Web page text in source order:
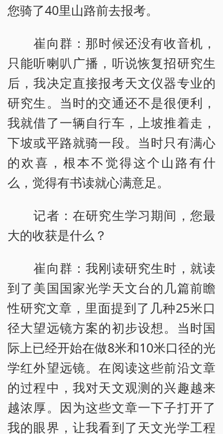
您骑了40里山路前去报考。
崔向群：那时候还没有收音机，
只能听喇叭广播，听说恢复招研究生
后，我决定直接报考天文仪器专业的
研究生。当时的交通还不是很便利，
我就借了一辆自行车，上坡推着走，
下坡或平路就骑一段。当时只有满心
的欢喜，根本不觉得这个山路有什
么，觉得有书读就心满意足。
记者：在研究生学习期间，您最
大的收获是什么？
崔向群：我刚读研究生时，就读
到了美国国家光学天文台的几篇前瞻
性研究文章，里面提到了几种25米口
径大望远镜方案的初步设想。当时国
际上已经开始在做8米和10米口径的光
学红外望远镜。在阅读这些前沿文章
的过程中，我对天文观测的兴趣越来
越浓厚。因为这些文章一下子打开了
我的眼界，让我看到了天文光学工程